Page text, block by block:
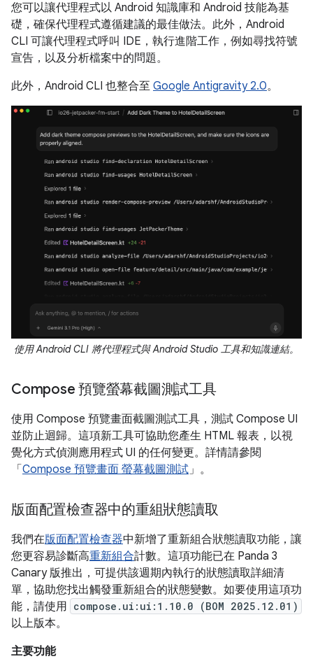
您可以讓代理程式以 Android 知識庫和 Android 技能為基
礎，確保代理程式遵循建議的最佳做法。此外，Android
CLI 可讓代理程式呼叫 IDE，執行進階工作，例如尋找符號
宣告，以及分析檔案中的問題。
此外，Android CLI 也整合至 Google Antigravity 2.0。
使用 Android CLI 將代理程式與 Android Studio 工具和知識連結。
Compose 預覽螢幕截圖測試工具
使用 Compose 預覽畫面截圖測試工具，測試 Compose UI
並防止迴歸。這項新工具可協助您產生 HTML 報表，以視
覺化方式偵測應用程式 UI 的任何變更。詳情請參閱
「Compose 預覽畫面 螢幕截圖測試 」。
版面配置檢查器中的重組狀態讀取
我們在版面配置檢查器中新增了重新組合狀態讀取功能，讓
您更容易診斷高重新組合計數。這項功能已在 Panda 3
Canary 版推出，可提供該週期內執行的狀態讀取詳細清
單，協助您找出觸發重新組合的狀態變數。如要使用這項功
能，請使用 compose.ui:ui:1.10.0 (BOM 2025.12.01)
以上版本。
主要功能